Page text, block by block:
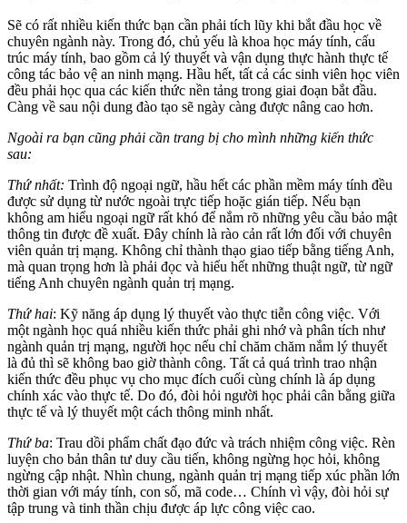
Sẽ có rất nhiều kiến thức bạn cần phải tích lũy khi bắt đầu học về
chuyên ngành này. Trong đó, chủ yếu là khoa học máy tính, cấu
trúc máy tính, bao gồm cả lý thuyết và vận dụng thực hành thực tế
công tác bảo vệ an ninh mạng. Hầu hết, tất cả các sinh viên học viên
đều phải học qua các kiến thức nền tảng trong giai đoạn bắt đầu.
Càng về sau nội dung đào tạo sẽ ngày càng được nâng cao hơn.
Ngoài ra bạn cũng phải cần trang bị cho mình những kiến thức
sau:
Thứ nhất: Trình độ ngoại ngữ, hầu hết các phần mềm máy tính đều
được sử dụng từ nước ngoài trực tiếp hoặc gián tiếp. Nếu bạn
không am hiểu ngoại ngữ rất khó để nắm rõ những yêu cầu bảo mật
thông tin được đề xuất. Đây chính là rào cản rất lớn đối với chuyên
viên quản trị mạng. Không chỉ thành thạo giao tiếp bằng tiếng Anh,
mà quan trọng hơn là phải đọc và hiểu hết những thuật ngữ, từ ngữ
tiếng Anh chuyên ngành quản trị mạng.
Thứ hai: Kỹ năng áp dụng lý thuyết vào thực tiễn công việc. Với
một ngành học quá nhiều kiến thức phải ghi nhớ và phân tích như
ngành quản trị mạng, người học nếu chỉ chăm chăm nắm lý thuyết
là đủ thì sẽ không bao giờ thành công. Tất cả quá trình trao nhận
kiến thức đều phục vụ cho mục đích cuối cùng chính là áp dụng
chính xác vào thực tế. Do đó, đòi hỏi người học phải cân bằng giữa
thực tế và lý thuyết một cách thông minh nhất.
Thứ ba: Trau dồi phẩm chất đạo đức và trách nhiệm công việc. Rèn
luyện cho bản thân tư duy cầu tiến, không ngừng học hỏi, không
ngừng cập nhật. Nhìn chung, ngành quản trị mạng tiếp xúc phần lớn
thời gian với máy tính, con số, mã code… Chính vì vậy, đòi hỏi sự
tập trung và tinh thần chịu được áp lực công việc cao.